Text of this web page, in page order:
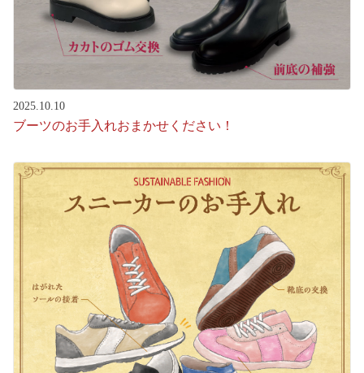
2025.10.10
ブーツのお手入れおまかせください！